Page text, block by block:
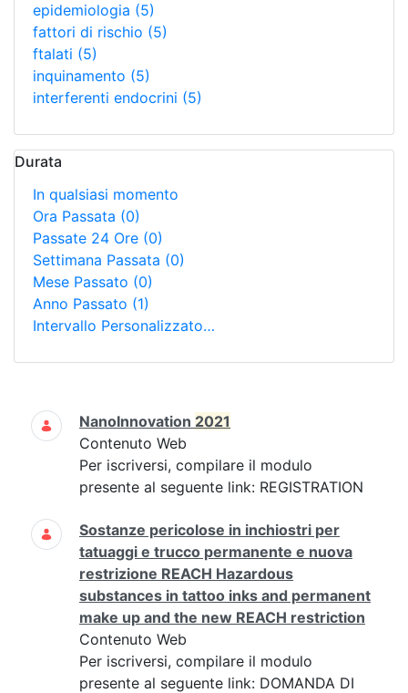
epidemiologia (5)
fattori di rischio (5)
ftalati (5)
inquinamento (5)
interferenti endocrini (5)
Durata
In qualsiasi momento
Ora Passata (0)
Passate 24 Ore (0)
Settimana Passata (0)
Mese Passato (0)
Anno Passato (1)
Intervallo Personalizzato…
Ricerca
NanoInnovation 2021
Contenuto Web
Per iscriversi, compilare il modulo
presente al seguente link: REGISTRATION
Sostanze pericolose in inchiostri per
tatuaggi e trucco permanente e nuova
restrizione REACH Hazardous
substances in tattoo inks and permanent
make up and the new REACH restriction
Contenuto Web
Per iscriversi, compilare il modulo
presente al seguente link: DOMANDA DI